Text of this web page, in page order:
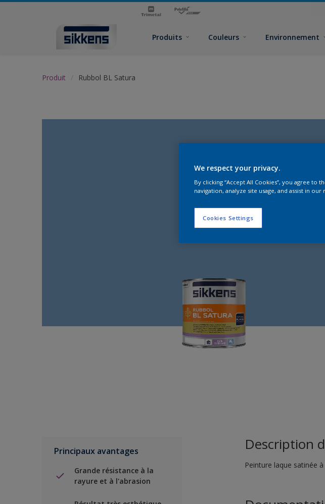
Produits Couleurs Environnement
Produit Rubbol BL Satura
Principaux avantages
Grande résistance à la
rayure et à l'abrasion
Description
Peinture laque satinée
We respect your privacy.
By clicking “Accept All Cookies”, you agree
navigation, analyze site usage, and assist in our
Cookies Settings